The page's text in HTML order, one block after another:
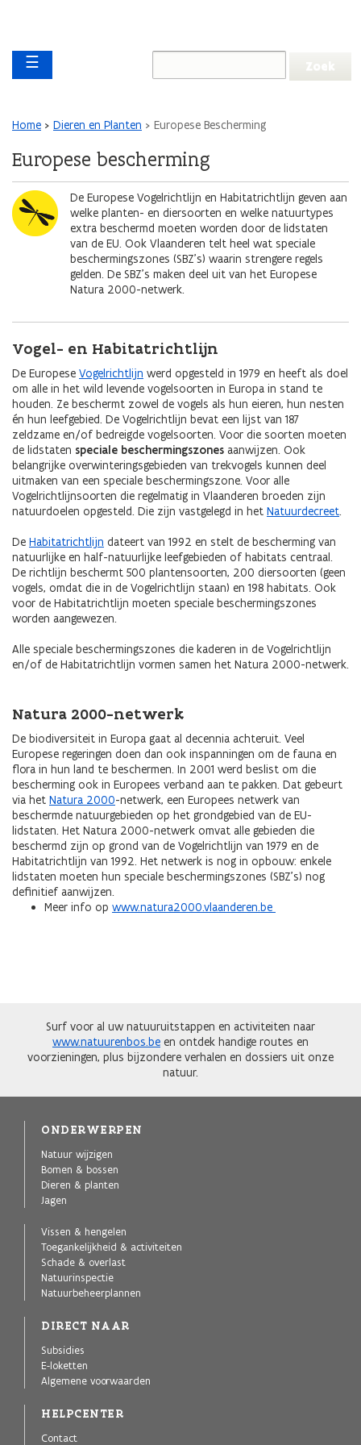
gaan
Main navigation
☰
Kruimelpad
Home Dieren en Planten Europese Bescherming
Europese bescherming
AfbeeldingDe Europese Vogelrichtlijn en Habitatrichtlijn geven aan
welke planten- en diersoorten en welke natuurtypes
extra beschermd moeten worden door de lidstaten
van de EU. Ook Vlaanderen telt heel wat speciale
beschermingszones (SBZ’s) waarin strengere regels
gelden. De SBZ’s maken deel uit van het Europese
Natura 2000-netwerk.
Vogel- en Habitatrichtlijn
De Europese Vogelrichtlijn werd opgesteld in 1979 en heeft als doel
om alle in het wild levende vogelsoorten in Europa in stand te
houden. Ze beschermt zowel de vogels als hun eieren, hun nesten
én hun leefgebied. De Vogelrichtlijn bevat een lijst van 187
zeldzame en/of bedreigde vogelsoorten. Voor die soorten moeten
de lidstaten speciale beschermingszones aanwijzen. Ook
belangrijke overwinteringsgebieden van trekvogels kunnen deel
uitmaken van een speciale beschermingszone. Voor alle
Vogelrichtlijnsoorten die regelmatig in Vlaanderen broeden zijn
natuurdoelen opgesteld. Die zijn vastgelegd in het Natuurdecreet.
De Habitatrichtlijn dateert van 1992 en stelt de bescherming van
natuurlijke en half-natuurlijke leefgebieden of habitats centraal.
De richtlijn beschermt 500 plantensoorten, 200 diersoorten (geen
vogels, omdat die in de Vogelrichtlijn staan) en 198 habitats. Ook
voor de Habitatrichtlijn moeten speciale beschermingszones
worden aangewezen.
Alle speciale beschermingszones die kaderen in de Vogelrichtlijn
en/of de Habitatrichtlijn vormen samen het Natura 2000-netwerk.
Natura 2000-netwerk
De biodiversiteit in Europa gaat al decennia achteruit. Veel
Europese regeringen doen dan ook inspanningen om de fauna en
flora in hun land te beschermen. In 2001 werd beslist om die
bescherming ook in Europees verband aan te pakken. Dat gebeurt
via het Natura 2000-netwerk, een Europees netwerk van
beschermde natuurgebieden op het grondgebied van de EU-
lidstaten. Het Natura 2000-netwerk omvat alle gebieden die
beschermd zijn op grond van de Vogelrichtlijn van 1979 en de
Habitatrichtlijn van 1992. Het netwerk is nog in opbouw: enkele
lidstaten moeten hun speciale beschermingszones (SBZ’s) nog
definitief aanwijzen.
Meer info op www.natura2000.vlaanderen.be
Surf voor al uw natuuruitstappen en activiteiten naar
www.natuurenbos.be en ontdek handige routes en
voorzieningen, plus bijzondere verhalen en dossiers uit onze
natuur.
ONDERWERPEN
Natuur wijzigen
Bomen & bossen
Dieren & planten
Jagen
Vissen & hengelen
Toegankelijkheid & activiteiten
Schade & overlast
Natuurinspectie
Natuurbeheerplannen
DIRECT NAAR
Subsidies
E-loketten
Algemene voorwaarden
HELPCENTER
Contact